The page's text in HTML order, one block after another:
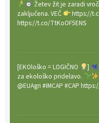
Žetev žit je zaradi
zaključena. VEČ
https://
https://t.co/TtKoOF5ENS
[EKOloško = LOGIČNO ]
za ekološko pridelavo.
@EUAgri #IMCAP #CAP